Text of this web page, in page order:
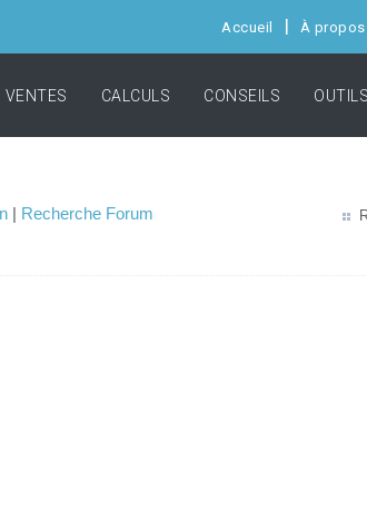
Accueil À propos
VENTES CALCULS CONSEILS OUTILS
| Recherche Forum